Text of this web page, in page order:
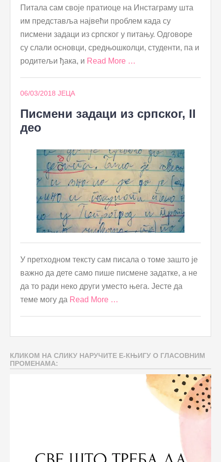
Питала сам своје пратиоце на Инстаграму шта
им представља највећи проблем када су
писмени задаци из српског у питању. Одговоре
су слали основци, средњошколци, студенти, па и
родитељи ђака, и Read More …
06/03/2018 ЈЕЦА
Писмени задаци из српског, II
део
У претходном тексту сам писала о томе зашто је
важно да дете само пише писмене задатке, а не
да то ради неко други уместо њега. Јесте да
теме могу да Read More …
КЛИКОМ НА СЛИКУ НАРУЧИТЕ Е-КЊИГУ О ГЛАСОВНИМ
ПРОМЕНАМА: